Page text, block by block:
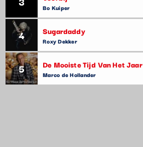
Bo Kuiper
4 Sugardaddy
Roxy Dekker
5 De Mooiste Tijd Van Het Jaar
Marco de Hollander